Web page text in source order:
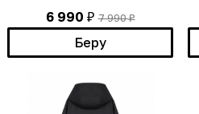
6 990 ₽ 7 990₽
Беру